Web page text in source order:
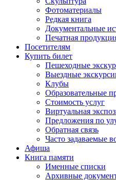
Фотоматериалы
Редкая книга
Документальные
Печатная
Посетителям
Купить билет
Пешеходные
Выездные
Клубы
Образовательные
Стоимость услуг
Виртуальная
Предложения по
Обратная связь
Часто задаваемые
Афиша
Книга памяти
Именные списки
Архивные